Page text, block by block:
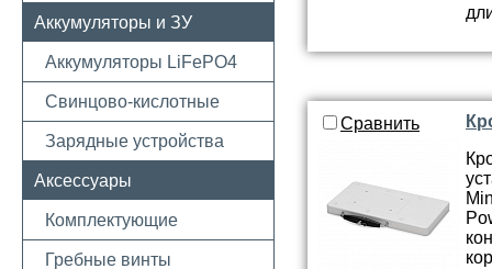
Аккумуляторы и ЗУ
Аккумуляторы LiFePO4
Свинцово-кислотные
Зарядные устройства
Аксессуары
Комплектующие
Гребные винты
Сравнить